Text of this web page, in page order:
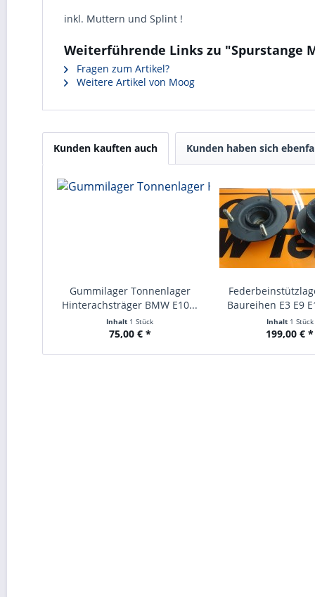
inkl. Muttern und Splint !
Weiterführende Links zu "Spurstange
Fragen zum Artikel?
Weitere Artikel von Moog
Kunden kauften auch Kunden haben sich
Gummilager Tonnenlager
Hinterachsträger BMW E10...
Inhalt 1 Stück
75,00 € *
Baureihen E3 E9
Inhalt 1 Stück
199,00 € *